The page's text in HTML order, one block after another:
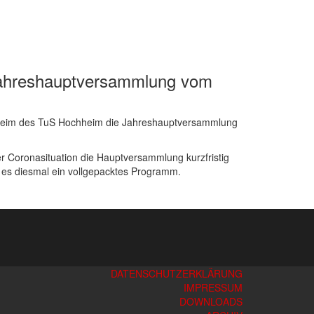
vom
des TuS Hochheim die Jahreshauptversammlung
Coronasituation die Hauptversammlung kurzfristig
diesmal ein vollgepacktes Programm.
DATENSCHUTZERKLÄRUNG
IMPRESSUM
DOWNLOADS